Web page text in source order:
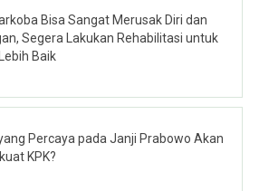
Bisa Sangat Merusak Diri dan
Segera Lakukan Rehabilitasi untuk
Baik
Percaya pada Janji Prabowo Akan
KPK?